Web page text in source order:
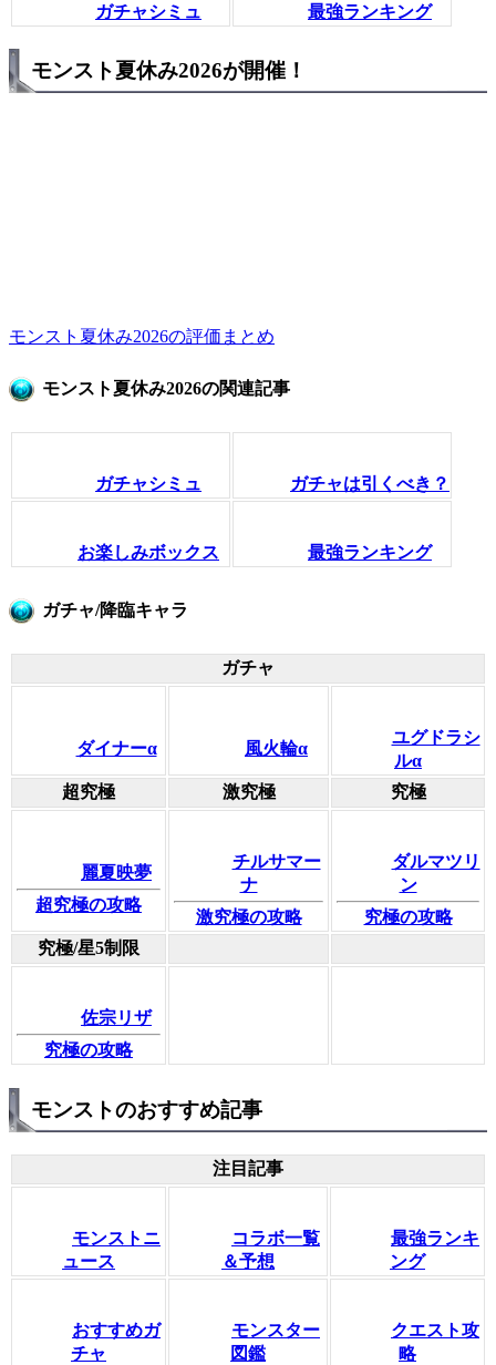
ガチャシミュ 最強ランキング
モンスト夏休み2026が開催！
モンスト夏休み2026の評価まとめ
モンスト夏休み2026の関連記事
ガチャシミュ ガチャは引くべき？
お楽しみボックス 最強ランキング
ガチャ/降臨キャラ
ガチャ
ダイナーα 風火輪α
ユグドラシ
ルα
超究極
激究極 究極
麗夏映夢
超究極の攻略
チルサマー
ナ
激究極の攻略
ダルマツリ
ン
究極の攻略
究極/星5制限
佐宗リザ
究極の攻略
モンストのおすすめ記事
注目記事
モンストニ
ュース
コラボ一覧
＆予想
最強ランキ
ング
おすすめガ
チャ
モンスター
図鑑
クエスト攻
略